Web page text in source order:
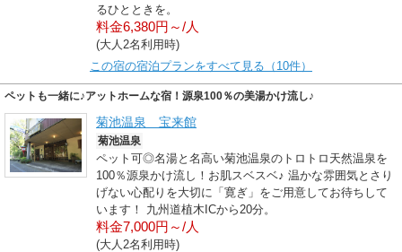
るひとときを。
料金6,380円～/人
(大人2名利用時)
この宿の宿泊プランをすべて見る（10件）
ペットも一緒に♪アットホームな宿！源泉100％の美湯かけ流し♪
菊池温泉 宝来館
菊池温泉
ペット可◎名湯と名高い菊池温泉のトロトロ天然温泉を
100％源泉かけ流し！お肌スベスベ♪ 温かな雰囲気とさり
げない心配りを大切に「寛ぎ」をご用意してお待ちして
います！ 九州道植木ICから20分。
料金7,000円～/人
(大人2名利用時)